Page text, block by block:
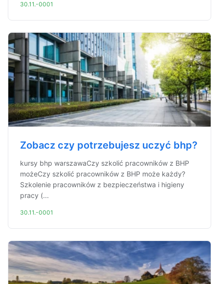
30.11.-0001
Zobacz czy potrzebujesz uczyć bhp?
kursy bhp warszawaCzy szkolić pracowników z BHP
możeCzy szkolić pracowników z BHP może każdy?
Szkolenie pracowników z bezpieczeństwa i higieny
pracy (...
30.11.-0001